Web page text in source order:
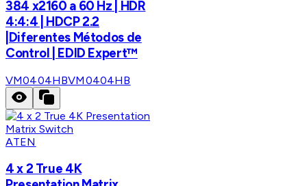
384 x2160 a 60 Hz | HDR
4:4:4 | HDCP 2.2
|Diferentes Métodos de
Control | EDID Expert™
VM0404HBVM0404HB
ATEN
4 x 2 True 4K